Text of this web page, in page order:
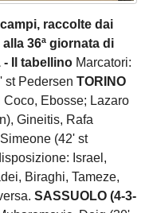
raccolte dai
36ª giornata di
- Il tabellino Marcatori:
st Pedersen TORINO
Ebosse; Lazaro
Gineitis, Rafa
(42' st
Israel,
Biraghi, Tameze,
SASSUOLO (4-3-